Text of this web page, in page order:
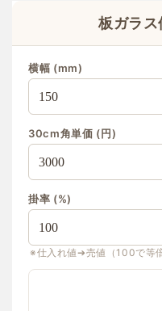
板ガラ
横幅 (mm)
30cm角単価 (円)
掛率 (%)
※仕入れ値➔売値（100で等倍